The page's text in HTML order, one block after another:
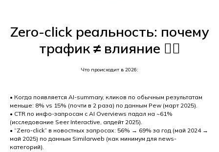
Zero-click реальность: почему
трафик ≠ влияние 😶‍🌫️
Что происходит в 2026:
• Когда появляется AI-summary, кликов по обычным результатам
меньше: 8% vs 15% (почти в 2 раза) по данным Pew (март 2025).
• CTR по инфо-запросам с AI Overviews падал на ~61%
(исследование Seer Interactive, апдейт 2025).
• “Zero-click” в новостных запросах: 56% → 69% за год (май 2024 →
май 2025) по данным Similarweb (как минимум для news-
категорий).